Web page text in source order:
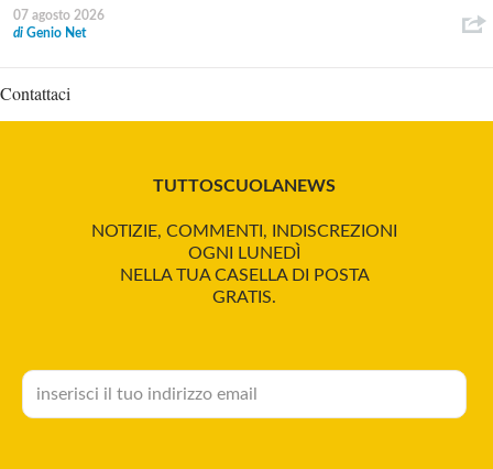
07 agosto 2026
di Genio Net
Contattaci
TUTTOSCUOLANEWS
NOTIZIE, COMMENTI, INDISCREZIONI
OGNI LUNEDÌ
NELLA TUA CASELLA DI POSTA
GRATIS.